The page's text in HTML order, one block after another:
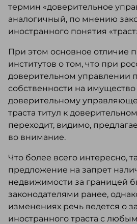
термин «доверительное
аналогичный, по мнению
иностранного понятия
При этом основное отличие
институтов о том, что при
доверительном управлении
собственности на
доверительному
траста титул к
переходит, видимо,
во внимание.
Что более всего интересно,
предложение на запрет
недвижимости за границей
законодателями ранее,
изменениях речь ведется о
иностранного траста с